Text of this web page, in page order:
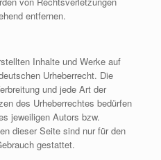
entfernen.
Inhalte und Werke auf
Urheberrecht. Die
und jede Art der
des Urheberrechtes bedürfen
jeweiligen Autors bzw.
dieser Seite sind nur für den
gestattet.